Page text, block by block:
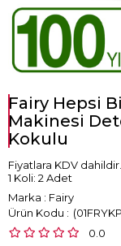
Fairy Hepsi
Makinesi
Kokulu
Fiyatlara KDV dahildir.
1 Koli: 2 Adet
Marka : Fairy
0.0